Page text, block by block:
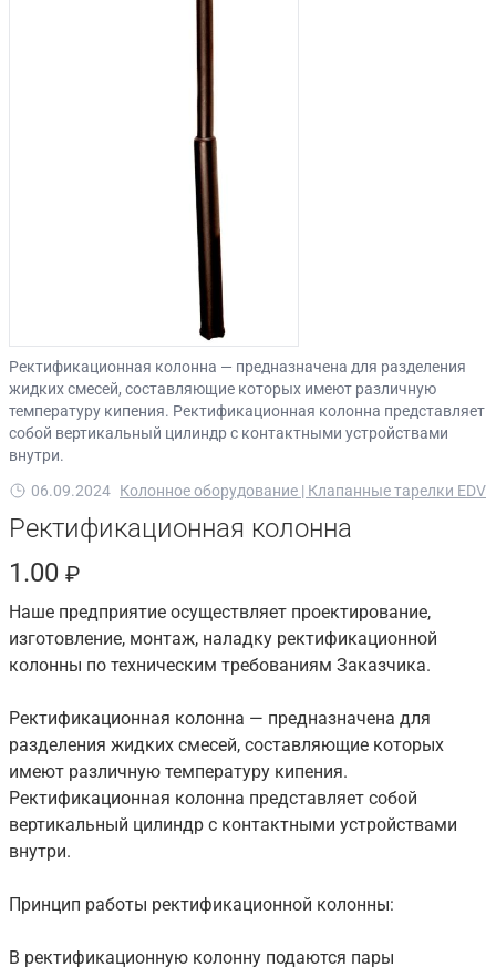
Ректификационная колонна — предназначена для разделения
жидких смесей, составляющие которых имеют различную
температуру кипения. Ректификационная колонна представляет
собой вертикальный цилиндр с контактными устройствами
внутри.
06.09.2024 Колонное оборудование | Клапанные тарелки EDV
Ректификационная колонна
1.00 ₽
Наше предприятие осуществляет проектирование,
изготовление, монтаж, наладку ректификационной
колонны по техническим требованиям Заказчика.
Ректификационная колонна — предназначена для
разделения жидких смесей, составляющие которых
имеют различную температуру кипения.
Ректификационная колонна представляет собой
вертикальный цилиндр с контактными устройствами
внутри.
Принцип работы ректификационной колонны:
В ректификационную колонну подаются пары